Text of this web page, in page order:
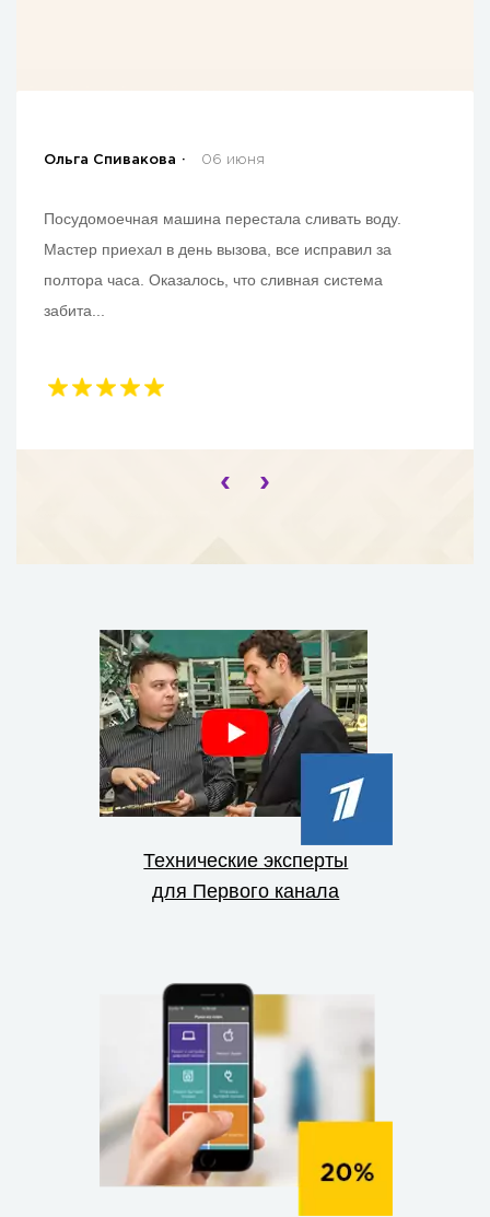
Ольга Спивакова 06 июня
Посудомоечная машина перестала сливать воду.
Мастер приехал в день вызова, все исправил за
полтора часа. Оказалось, что сливная система
забита...
‹ ›
Технические эксперты
для Первого канала